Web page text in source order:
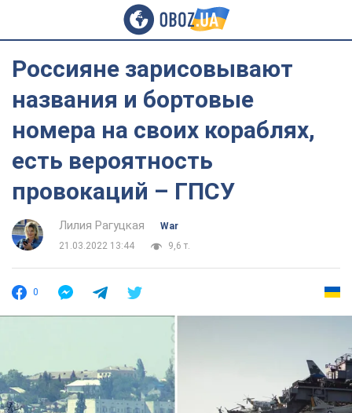
Россияне зарисовывают
названия и бортовые
номера на своих кораблях,
есть вероятность
провокаций – ГПСУ
Лилия Рагуцкая
War
21.03.2022 13:44
9,6 т.
0